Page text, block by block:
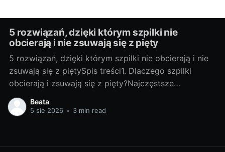
5 rozwiązań, dzięki którym szpilki nie
obcierają i nie zsuwają się z pięty
5 rozwiązań, dzięki którym szpilki nie obcierają i nie
zsuwają się z piętySpis treści1. Dlaczego szpilki
obcierają i zsuwają się z pięty?Najczęstsze
przyczyny: Zbyt duży rozmiar lub niewłaściwa tęgość
sprawiają, że pięta „pływa”, a but nie trzyma. Wąski
Beata
5 sie 2026 • 3 min read